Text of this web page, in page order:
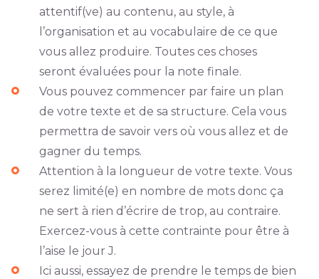
attentif(ve) au contenu, au style, à
l’organisation et au vocabulaire de ce que
vous allez produire. Toutes ces choses
seront évaluées pour la note finale.
Vous pouvez commencer par faire un plan
de votre texte et de sa structure. Cela vous
permettra de savoir vers où vous allez et de
gagner du temps.
Attention à la longueur de votre texte. Vous
serez limité(e) en nombre de mots donc ça
ne sert à rien d’écrire de trop, au contraire.
Exercez-vous à cette contrainte pour être à
l’aise le jour J.
Ici aussi, essayez de prendre le temps de bien